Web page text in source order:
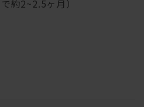
約2~2.5ヶ月）